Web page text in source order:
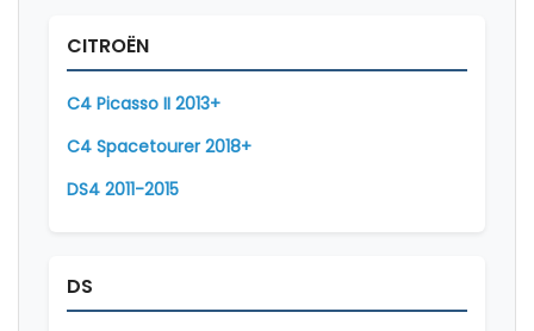
CITROËN
C4 Picasso II 2013+
C4 Spacetourer 2018+
DS4 2011-2015
DS